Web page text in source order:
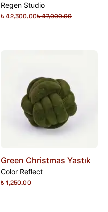
Regen Studio
₺ 42,300.00₺ 47,000.00
Green Christmas Yastık
Color Reflect
₺ 1,250.00